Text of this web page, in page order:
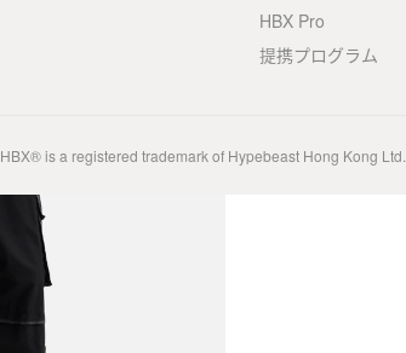
HBX Pro
提携プログラム
HBX® is a registered trademark of Hypebeast Hong Kong Ltd.